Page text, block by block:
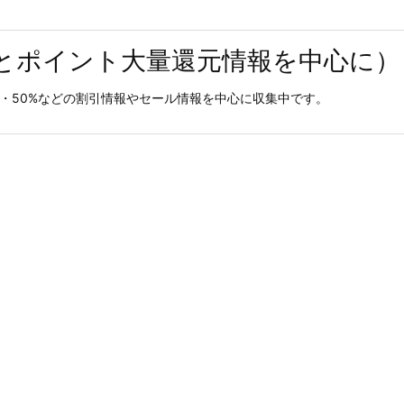
イント大量還元情報を中心に）
などの割引情報やセール情報を中心に収集中です。